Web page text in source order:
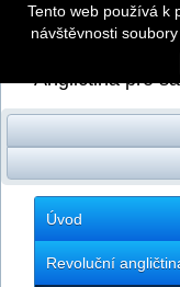
Revoluční
Angličtina pro
Úvod
Revoluční
Tento web používá k
návštěvnosti